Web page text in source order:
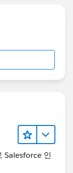
Salesforce 인